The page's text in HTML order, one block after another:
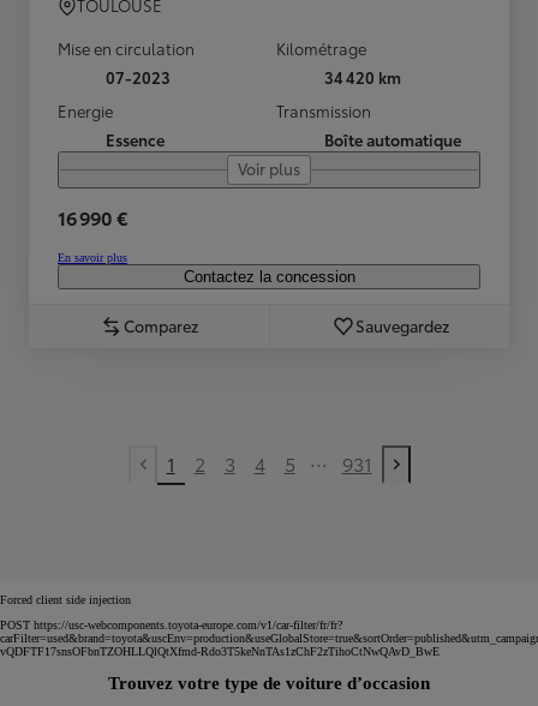
TOULOUSE
Mise en circulation
07-2023
Kilométrage
34 420 km
Energie
Essence
Transmission
Boîte automatique
Voir plus
16 990 €
En savoir plus
Contactez la concession
Comparez Sauvegardez
Previous page
1 2 3 4 5 ... 931
Next page
Forced client side injection
POST https://usc-webcomponents.toyota-europe.com/v1/car-filter/fr/fr?
vQDFTF17snsOFbnTZOHLLQlQtXfmd-Rdo3T5keNnTAs1zChF2zTihoCtNwQAvD_BwE
Trouvez votre type de voiture d’occasion